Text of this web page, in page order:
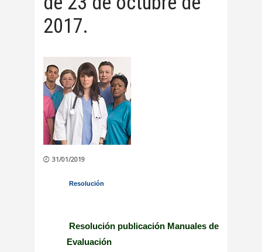
2017.
31/01/2019
Resolución
Resolución publicación Manuales de
Evaluación